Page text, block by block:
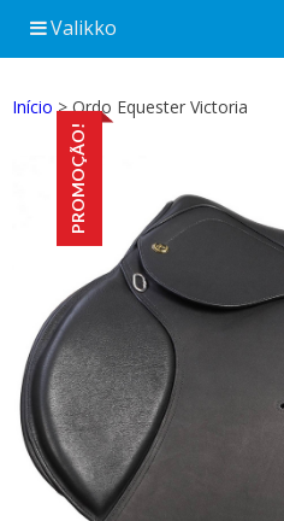
Valikko
Início > Ordo Equester Victoria
PROMOÇÃO!